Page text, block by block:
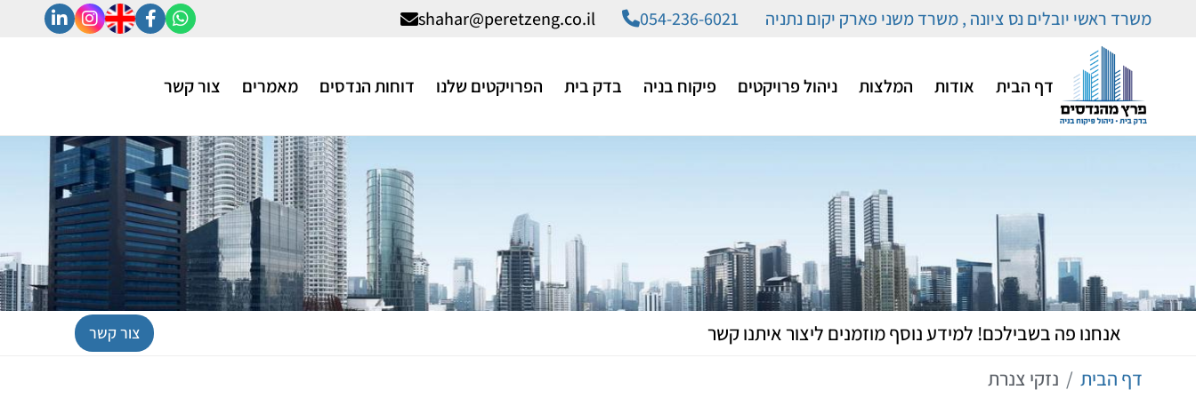
משרד ראשי יובלים נס ציונה , משרד משני פארק יקום נתניה 054-236-6021
shahar@peretzeng.co.il
דף הבית אודות המלצות ניהול פרויקטים פיקוח בניה בדק בית הפרויקטים שלנו דוחות הנדסים מאמרים צור קשר
אנחנו פה בשבילכם! למידע נוסף מוזמנים ליצור איתנו קשר צור קשר
דף הבית נזקי צנרת